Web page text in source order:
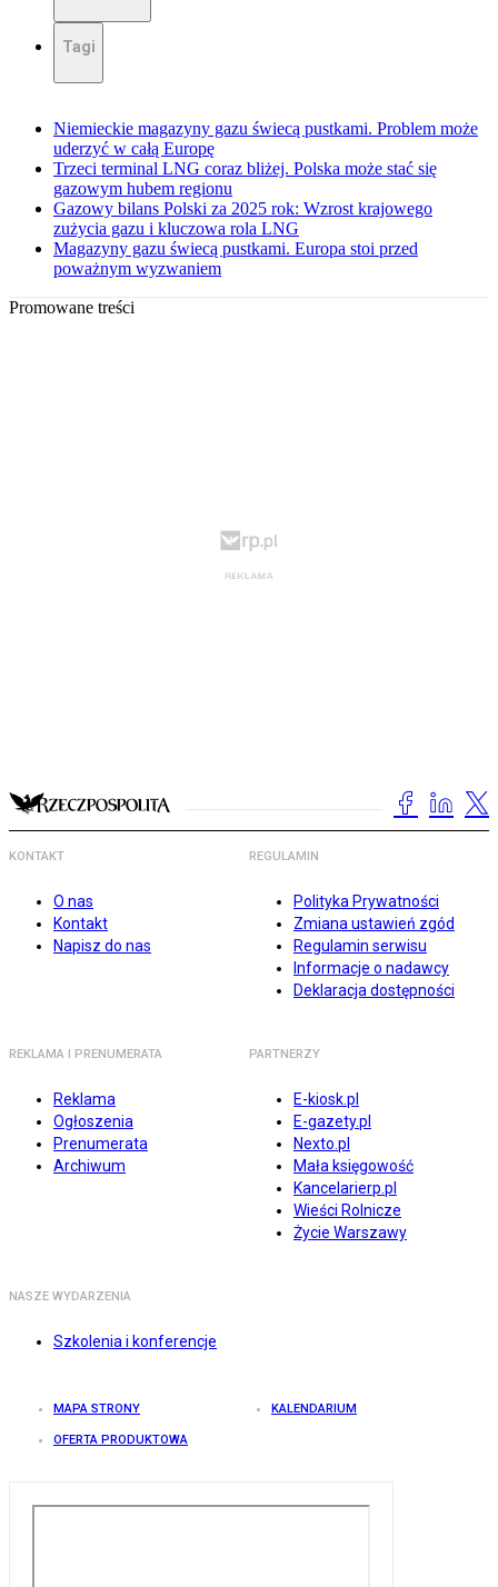
Tagi
Niemieckie magazyny gazu świecą pustkami. Problem może
uderzyć w całą Europę
Trzeci terminal LNG coraz bliżej. Polska może stać się
gazowym hubem regionu
Gazowy bilans Polski za 2025 rok: Wzrost krajowego
zużycia gazu i kluczowa rola LNG
Magazyny gazu świecą pustkami. Europa stoi przed
poważnym wyzwaniem
Promowane treści
KONTAKT
O nas
Kontakt
Napisz do nas
REGULAMIN
Polityka Prywatności
Zmiana ustawień zgód
Regulamin serwisu
Informacje o nadawcy
Deklaracja dostępności
REKLAMA I PRENUMERATA
Reklama
Ogłoszenia
Prenumerata
Archiwum
PARTNERZY
E-kiosk.pl
E-gazety.pl
Nexto.pl
Mała księgowość
Kancelarierp.pl
Wieści Rolnicze
Życie Warszawy
NASZE WYDARZENIA
Szkolenia i konferencje
MAPA STRONY KALENDARIUM
OFERTA PRODUKTOWA